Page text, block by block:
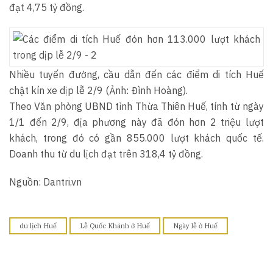
đạt 4,75 tỷ đồng.
Nhiều tuyến đường, cầu dẫn đến các điểm di tích Huế
chật kín xe dịp lễ 2/9 (Ảnh: Đình Hoàng).
Theo Văn phòng UBND tỉnh Thừa Thiên Huế, tính từ ngày
1/1 đến 2/9, địa phương này đã đón hơn 2 triệu lượt
khách, trong đó có gần 855.000 lượt khách quốc tế.
Doanh thu từ du lịch đạt trên 318,4 tỷ đồng.
Nguồn: Dantri.vn
du lịch Huế Lễ Quốc Khánh ở Huế Ngày lễ ở Huế